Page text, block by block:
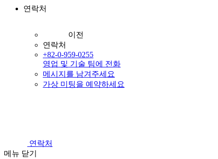
연락처
이전
연락처
+82-0-959-0255
영업 및 기술 팀에 전화
메시지를 남겨주세요
가상 미팅을 예약하세요
연락처
메뉴 닫기